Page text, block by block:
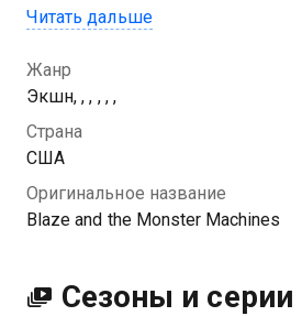
гонках. Это не остановит
первым
Читать дальше
Жанр
Экшн, , , , , ,
Страна
США
Оригинальное название
Blaze and the Monster Machines
Сезоны и серии